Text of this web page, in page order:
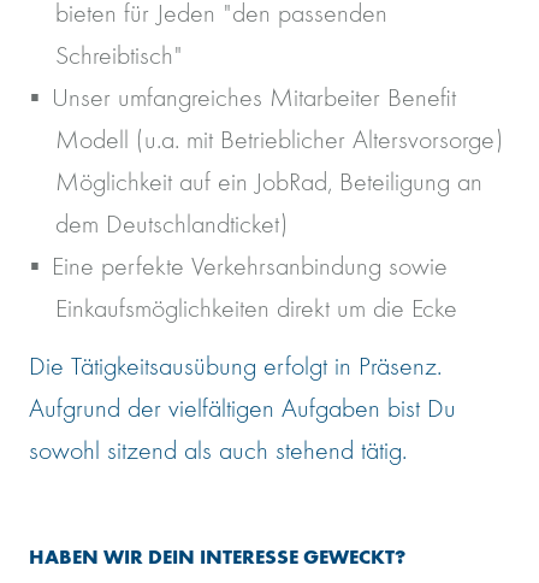
bieten für Jeden "den passenden
Schreibtisch"
Unser umfangreiches Mitarbeiter Benefit
Modell (u.a. mit Betrieblicher Altersvorsorge)
Möglichkeit auf ein JobRad, Beteiligung an
dem Deutschlandticket)
Eine perfekte Verkehrsanbindung sowie
Einkaufsmöglichkeiten direkt um die Ecke
Die Tätigkeitsausübung erfolgt in Präsenz.
Aufgrund der vielfältigen Aufgaben bist Du
sowohl sitzend als auch stehend tätig.
HABEN WIR DEIN INTERESSE GEWECKT?